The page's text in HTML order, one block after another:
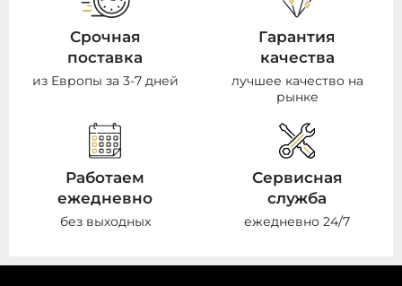
Срочная
поставка
из Европы за 3-7 дней
Гарантия
качества
лучшее качество на
рынке
Работаем
ежедневно
без выходных
Сервисная
служба
ежедневно 24/7